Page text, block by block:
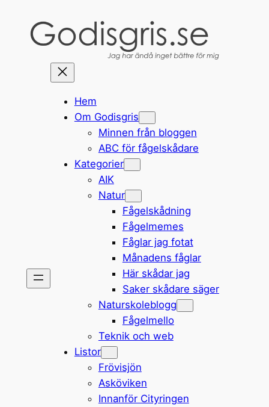
innehåll
Hem
Om Godisgris
Minnen från bloggen
ABC för fågelskådare
Kategorier
AIK
Natur
Fågelskådning
Fågelmemes
Fåglar jag fotat
Månadens fåglar
Här skådar jag
Saker skådare säger
Naturskoleblogg
Fågelmello
Teknik och web
Listor
Frövisjön
Asköviken
Innanför Cityringen